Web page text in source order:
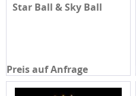
Star Ball & Sky Ball
Preis auf Anfrage